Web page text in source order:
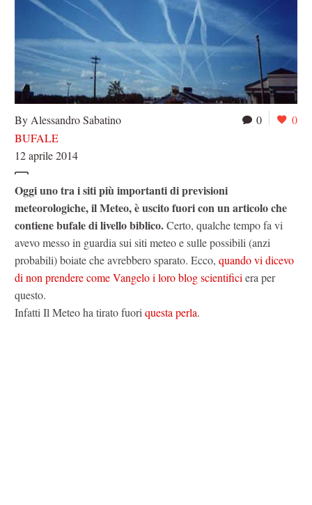
0 0
By Alessandro Sabatino
BUFALE
12 aprile 2014
Oggi uno tra i siti più importanti di previsioni
meteorologiche, il Meteo, è uscito fuori con un articolo che
contiene bufale di livello biblico.Certo, qualche tempo fa vi
avevo messo in guardia sui siti meteo e sulle possibili (anzi
probabili) boiate che avrebbero sparato. Ecco, quando vi dicevo
di non prendere come Vangelo i loro blog scientifici era per
questo.
Infatti Il Meteo ha tirato fuori questa perla.